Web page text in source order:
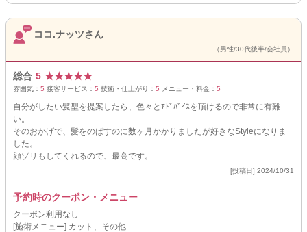
ココ.ナッツさん
（男性/30代後半/会社員）
総合 5 ★★★★★
雰囲気： 5 接客サービス： 5 技術・仕上がり： 5 メニュー・料金： 5
自分がしたい髪型を提案したら、色々とｱﾄﾞﾊﾞｲｽを頂けるので非常に有難
い。
そのおかげで、髪をのばすのに数ヶ月かかりましたが好きなStyleになりま
した。
顔ゾリもしてくれるので、最高です。
[投稿日] 2024/10/31
予約時のクーポン・メニュー
クーポン利用なし
[施術メニュー] カット、その他